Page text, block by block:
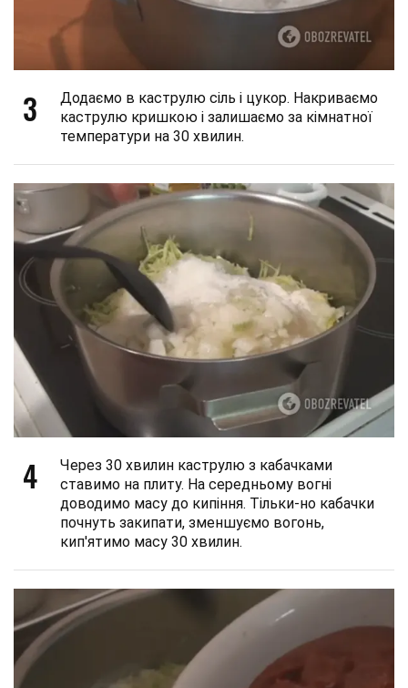
3
Додаємо в каструлю сіль і цукор. Накриваємо
каструлю кришкою і залишаємо за кімнатної
температури на 30 хвилин.
4
Через 30 хвилин каструлю з кабачками
ставимо на плиту. На середньому вогні
доводимо масу до кипіння. Тільки-но кабачки
почнуть закипати, зменшуємо вогонь,
кип'ятимо масу 30 хвилин.